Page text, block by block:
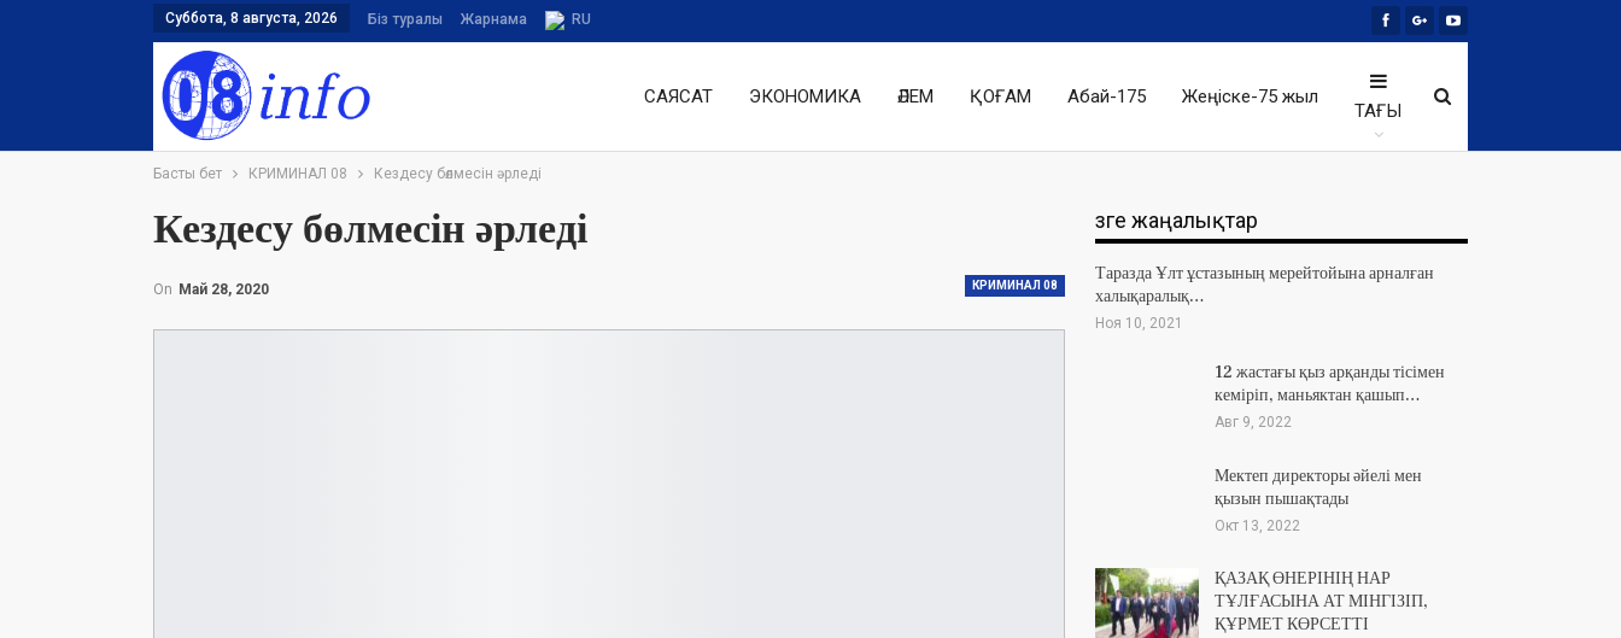
Суббота, 8 августа, 2026 Біз туралы Жарнама RU
САЯСАТ ЭКОНОМИКА ӘЛЕМ ҚОҒАМ Абай-175 Жеңіске-75 жыл
ТАҒЫ
Басты бет КРИМИНАЛ 08 Кездесу бөлмесін әрледі
Кездесу бөлмесін әрледі
КРИМИНАЛ 08
On Май 28, 2020
Өзге жаңалықтар
Таразда Ұлт ұстазының мерейтойына арналған
халықаралық…
Ноя 10, 2021
12 жастағы қыз арқанды тісімен
кеміріп, маньяктан қашып…
Авг 9, 2022
Мектеп директоры әйелі мен
қызын пышақтады
Окт 13, 2022
ҚАЗАҚ ӨНЕРІНІҢ НАР
ТҰЛҒАСЫНА АТ МІНГІЗІП,
ҚҰРМЕТ КӨРСЕТТІ